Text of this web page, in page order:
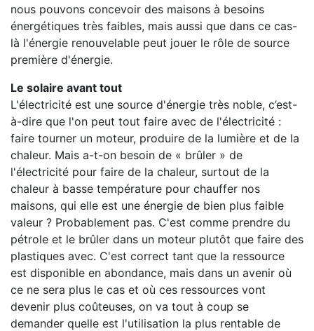
nous pouvons concevoir des maisons à besoins
énergétiques très faibles, mais aussi que dans ce cas-
là l'énergie renouvelable peut jouer le rôle de source
première d'énergie.
Le solaire avant tout
L'électricité est une source d'énergie très noble, c’est-
à-dire que l'on peut tout faire avec de l'électricité :
faire tourner un moteur, produire de la lumière et de la
chaleur. Mais a-t-on besoin de « brûler » de
l'électricité pour faire de la chaleur, surtout de la
chaleur à basse température pour chauffer nos
maisons, qui elle est une énergie de bien plus faible
valeur ? Probablement pas. C'est comme prendre du
pétrole et le brûler dans un moteur plutôt que faire des
plastiques avec. C'est correct tant que la ressource
est disponible en abondance, mais dans un avenir où
ce ne sera plus le cas et où ces ressources vont
devenir plus coûteuses, on va tout à coup se
demander quelle est l'utilisation la plus rentable de